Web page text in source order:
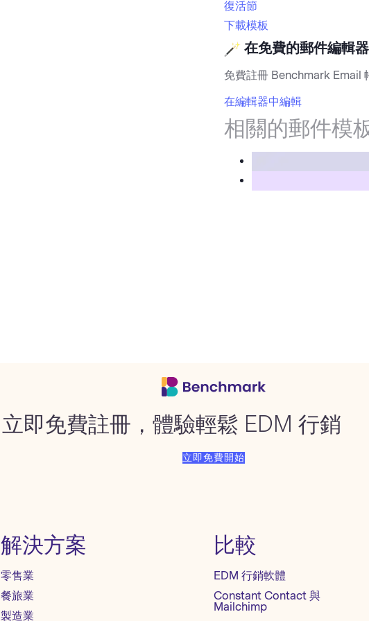
復活節
下載模板
在免費的郵件編輯
免費註冊 Benchmark Email
在編輯器中編輯
相關的郵件模
立即免費註冊，體驗輕鬆 EDM 行銷
立即免費開始
解決方案
零售業
餐旅業
製造業
比較
EDM 行銷軟體
Constant Contact 與
Mailchimp